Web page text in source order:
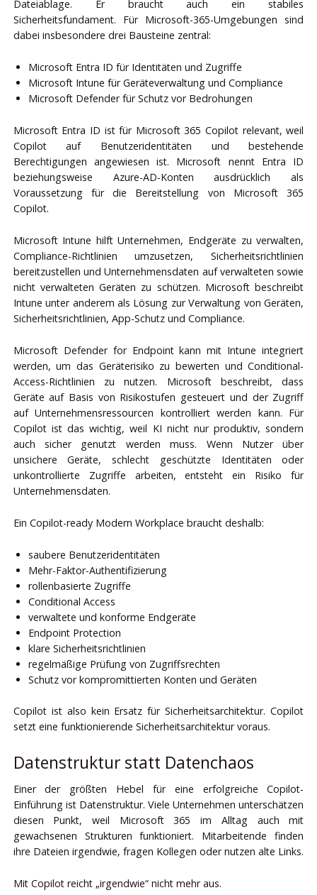
Dateiablage. Er braucht auch ein stabiles
Sicherheitsfundament. Für Microsoft-365-Umgebungen sind
dabei insbesondere drei Bausteine zentral:
Microsoft Entra ID für Identitäten und Zugriffe
Microsoft Intune für Geräteverwaltung und Compliance
Microsoft Defender für Schutz vor Bedrohungen
Microsoft Entra ID ist für Microsoft 365 Copilot relevant, weil
Copilot auf Benutzeridentitäten und bestehende
Berechtigungen angewiesen ist. Microsoft nennt Entra ID
beziehungsweise Azure-AD-Konten ausdrücklich als
Voraussetzung für die Bereitstellung von Microsoft 365
Copilot.
Microsoft Intune hilft Unternehmen, Endgeräte zu verwalten,
Compliance-Richtlinien umzusetzen, Sicherheitsrichtlinien
bereitzustellen und Unternehmensdaten auf verwalteten sowie
nicht verwalteten Geräten zu schützen. Microsoft beschreibt
Intune unter anderem als Lösung zur Verwaltung von Geräten,
Sicherheitsrichtlinien, App-Schutz und Compliance.
Microsoft Defender for Endpoint kann mit Intune integriert
werden, um das Geräterisiko zu bewerten und Conditional-
Access-Richtlinien zu nutzen. Microsoft beschreibt, dass
Geräte auf Basis von Risikostufen gesteuert und der Zugriff
auf Unternehmensressourcen kontrolliert werden kann. Für
Copilot ist das wichtig, weil KI nicht nur produktiv, sondern
auch sicher genutzt werden muss. Wenn Nutzer über
unsichere Geräte, schlecht geschützte Identitäten oder
unkontrollierte Zugriffe arbeiten, entsteht ein Risiko für
Unternehmensdaten.
Ein Copilot-ready Modern Workplace braucht deshalb:
saubere Benutzeridentitäten
Mehr-Faktor-Authentifizierung
rollenbasierte Zugriffe
Conditional Access
verwaltete und konforme Endgeräte
Endpoint Protection
klare Sicherheitsrichtlinien
regelmäßige Prüfung von Zugriffsrechten
Schutz vor kompromittierten Konten und Geräten
Copilot ist also kein Ersatz für Sicherheitsarchitektur. Copilot
setzt eine funktionierende Sicherheitsarchitektur voraus.
Datenstruktur statt Datenchaos
Einer der größten Hebel für eine erfolgreiche Copilot-
Einführung ist Datenstruktur. Viele Unternehmen unterschätzen
diesen Punkt, weil Microsoft 365 im Alltag auch mit
gewachsenen Strukturen funktioniert. Mitarbeitende finden
ihre Dateien irgendwie, fragen Kollegen oder nutzen alte Links.
Mit Copilot reicht „irgendwie“ nicht mehr aus.